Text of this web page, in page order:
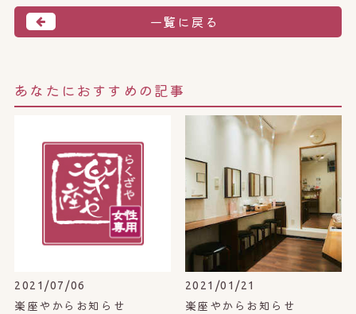
一覧に戻る
あなたにおすすめの記事
2021/07/06
楽座やからお知らせ
2021/01/21
楽座やからお知らせ